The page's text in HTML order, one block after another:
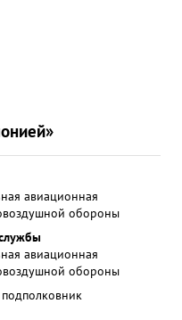
авиационная
обороны
авиационная
обороны
подполковник